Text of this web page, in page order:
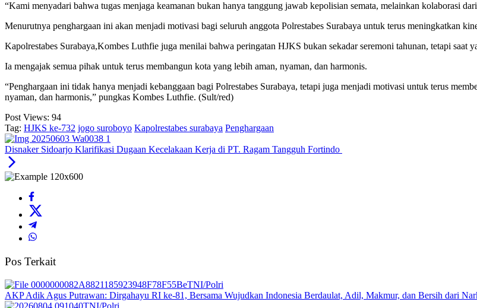
“Kami menyadari bahwa tugas menjaga keamanan bukan hanya tanggung jawab kepolisian semata, melainkan kolaborasi
Menurutnya penghargaan ini akan menjadi motivasi bagi seluruh anggota Polrestabes Surabaya untuk terus meningkatkan
Kapolrestabes Surabaya,Kombes Luthfie juga menilai bahwa peringatan HJKS bukan sekadar seremoni tahunan, tetapi saat
Ia mengajak semua pihak untuk terus membangun kota yang lebih aman, nyaman, dan harmonis.
“Penghargaan ini tidak hanya menjadi kebanggaan bagi Polrestabes Surabaya, tetapi juga menjadi motivasi untuk terus
nyaman, dan harmonis,” pungkas Kombes Luthfie. (Sult/red)
Post Views: 94
Tag: HJKS ke-732 jogo suroboyo Kapolrestabes surabaya Penghargaan
Disnaker Sidoarjo Klarifikasi Dugaan Kecelakaan Kerja di PT. Ragam Tangguh Fortindo
Pos Terkait
TNI/Polri
AKP Adik Agus Putrawan: Dirgahayu RI ke-81, Bersama Wujudkan Indonesia Berdaulat, Adil, Makmur, dan Bersih dari
TNI/Polri